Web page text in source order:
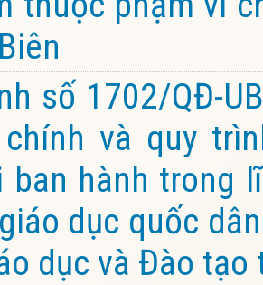
số 1702/QĐ-
và quy
ban hành trong
dục quốc
dục và Đào